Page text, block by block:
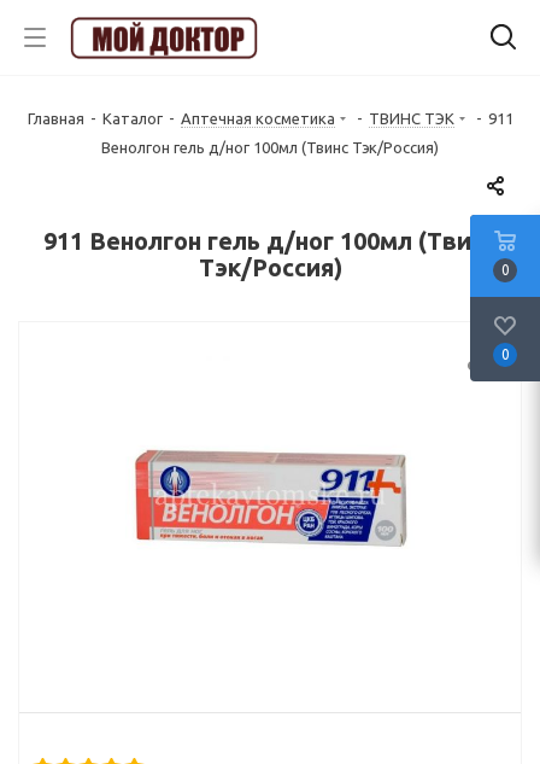
Главная - Каталог - Аптечная косметика - ТВИНС ТЭК - 911
Венолгон гель д/ног 100мл (Твинс Тэк/Россия)
911 Венолгон гель д/ног 100мл (Твинс
Тэк/Россия)
0
0